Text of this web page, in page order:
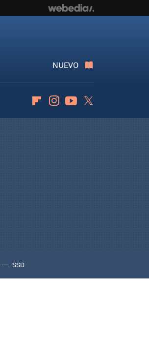
NUEVO
FlipboardInstagramYoutube
SSD